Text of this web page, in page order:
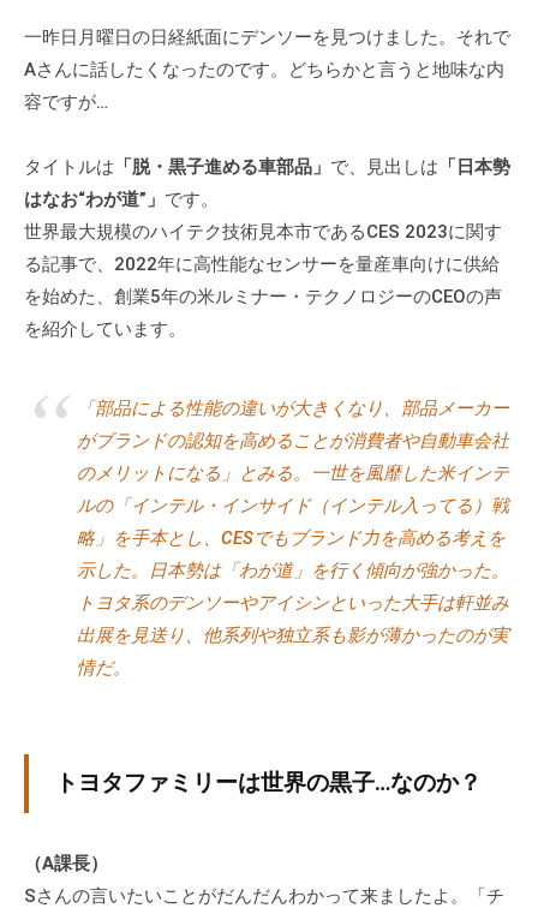
一昨日月曜日の日経紙面にデンソーを見つけました。それで
Aさんに話したくなったのです。どちらかと言うと地味な内
容ですが…
タイトルは 「脱・黒子進める車部品」 で、見出しは 「日本勢
はなお“わが道”」 です。
世界最大規模のハイテク技術見本市であるCES 2023に関す
る記事で、2022年に高性能なセンサーを量産車向けに供給
を始めた、創業5年の米ルミナー・テクノロジーのCEOの声
を紹介しています。
「部品による性能の違いが大きくなり、部品メーカー
がブランドの認知を高めることが消費者や自動車会社
のメリットになる」とみる。一世を風靡した米インテ
ルの「インテル・インサイド（インテル入ってる）戦
略」を手本とし、CESでもブランド力を高める考えを
示した。日本勢は「わが道」を行く傾向が強かった。
トヨタ系のデンソーやアイシンといった大手は軒並み
出展を見送り、他系列や独立系も影が薄かったのが実
情だ。
トヨタファミリーは世界の黒子…なのか？
（A課長）
Sさんの言いたいことがだんだんわかって来ましたよ。「チ